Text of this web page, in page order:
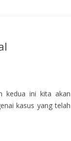
kedua ini kita akan
kasus yang telah